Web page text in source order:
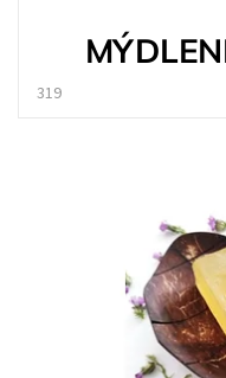
319